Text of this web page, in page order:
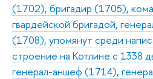
(1702), бригадир (1705),
гвардейской бригадой,
(1708), упомянут среди
строение на Котлине с 1338
генерал-аншеф (1714),